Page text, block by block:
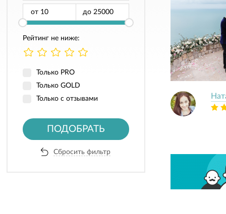
от до
Рейтинг не ниже:
Только PRO
Только GOLD
Только с отзывами
ПОДОБРАТЬ
Сбросить фильтр